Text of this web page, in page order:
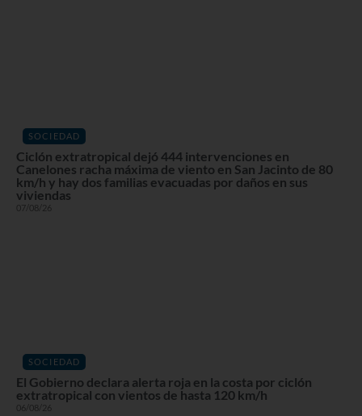
SOCIEDAD
Ciclón extratropical dejó 444 intervenciones en
Canelones racha máxima de viento en San Jacinto de 80
km/h y hay dos familias evacuadas por daños en sus
viviendas
07/08/26
SOCIEDAD
El Gobierno declara alerta roja en la costa por ciclón
extratropical con vientos de hasta 120 km/h
06/08/26